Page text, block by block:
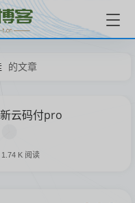
的文章
云码付pro
1.74 K 阅读